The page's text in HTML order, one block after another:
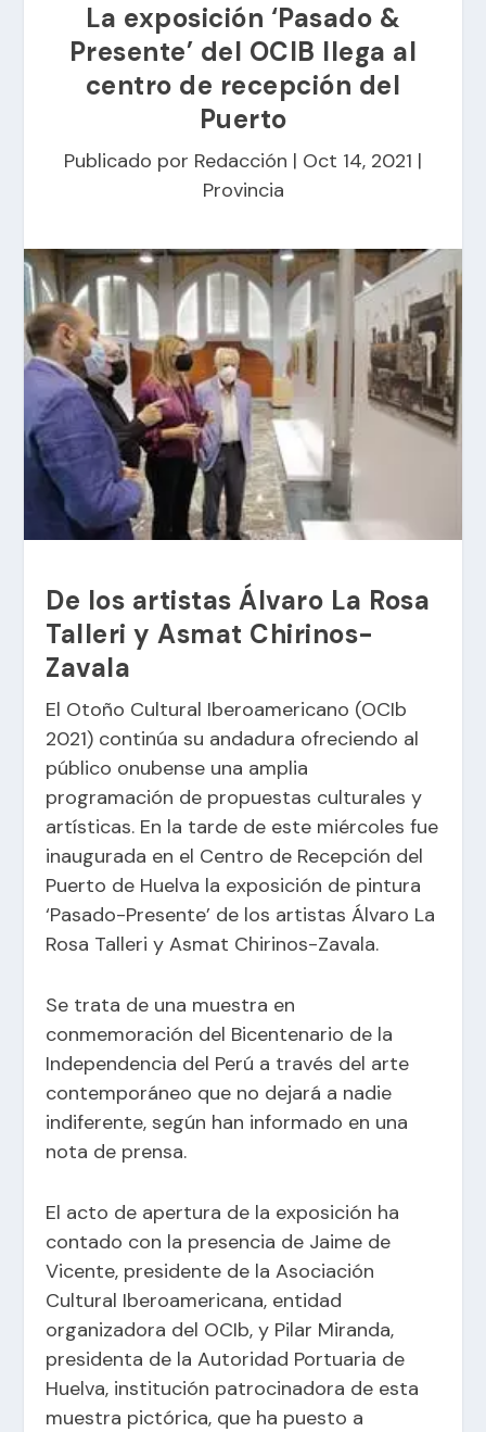
La exposición ‘Pasado &
Presente’ del OCIB llega al
centro de recepción del
Puerto
Publicado por Redacción | Oct 14, 2021 |
Provincia
De los artistas Álvaro La Rosa
Talleri y Asmat Chirinos-
Zavala
El Otoño Cultural Iberoamericano (OCIb
2021) continúa su andadura ofreciendo al
público onubense una amplia
programación de propuestas culturales y
artísticas. En la tarde de este miércoles fue
inaugurada en el Centro de Recepción del
Puerto de Huelva la exposición de pintura
‘Pasado-Presente’ de los artistas Álvaro La
Rosa Talleri y Asmat Chirinos-Zavala.
Se trata de una muestra en
conmemoración del Bicentenario de la
Independencia del Perú a través del arte
contemporáneo que no dejará a nadie
indiferente, según han informado en una
nota de prensa.
El acto de apertura de la exposición ha
contado con la presencia de Jaime de
Vicente, presidente de la Asociación
Cultural Iberoamericana, entidad
organizadora del OCIb, y Pilar Miranda,
presidenta de la Autoridad Portuaria de
Huelva, institución patrocinadora de esta
muestra pictórica, que ha puesto a